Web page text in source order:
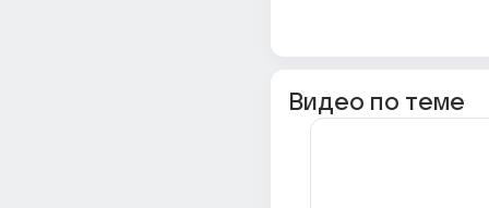
Видео по теме